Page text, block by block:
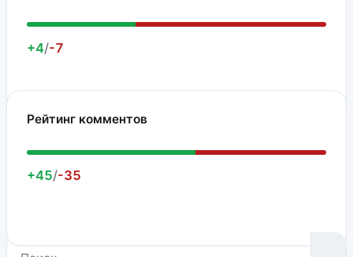
+4/-7
Рейтинг комментов
+45/-35